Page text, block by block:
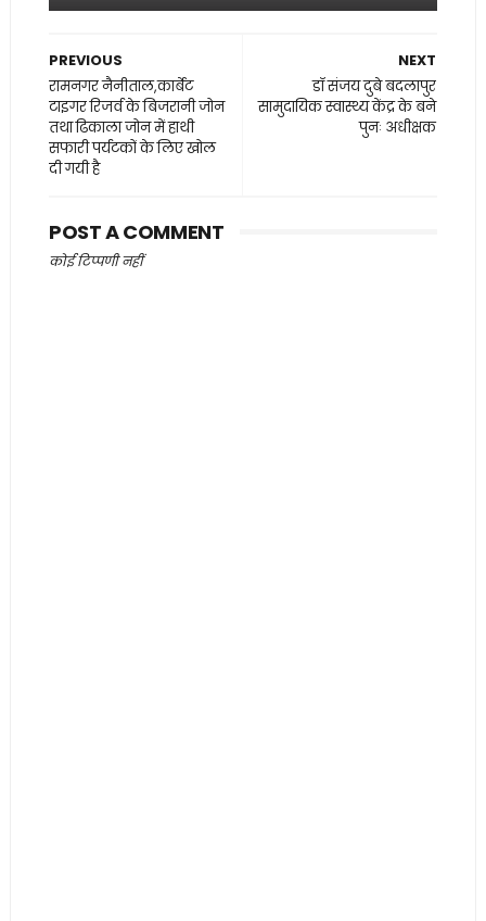
NEXT
डॉ संजय दुबे बदलापुर
सामुदायिक स्वास्थ्य केंद्र के बने
पुनः अधीक्षक
PREVIOUS
रामनगर नैनीताल,कार्बेट
टाइगर रिजर्व के बिजरानी जोन
तथा ढिकाला जोन में हाथी
सफारी पर्यटकों के लिए खोल
दी गयी है
POST A COMMENT
कोई टिप्पणी नहीं